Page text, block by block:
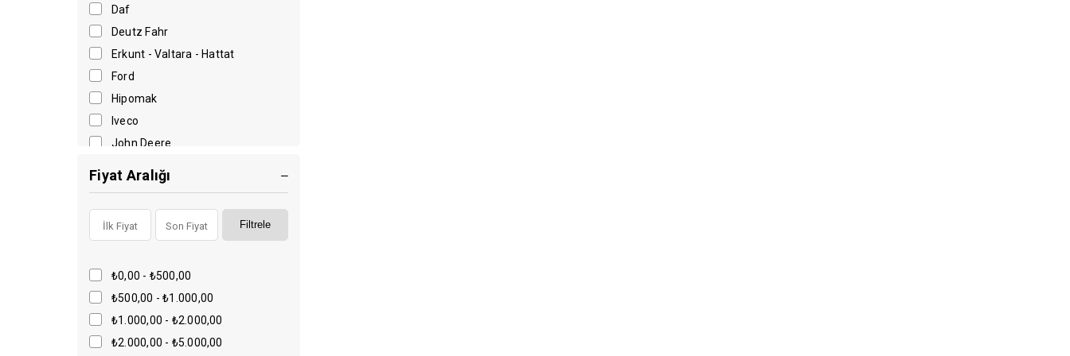
Plazma Grupları
Ayarlı Kollar
Çeki Sistemleri
Pistonlu Pompalar
Dış Karoser ve Aksesuarlar
Mig Torç
Jak Tarafı
Kabza Takımı
Daf
Deutz Fahr
Erkunt - Valtara - Hattat
Ford
Hipomak
Iveco
John Deere
Massey Ferguson
New Holland Fiat Grub
Renault
Tüm Marka Yedek Parça
Tümosan
Volvo
Fiyat Aralığı
Filtrele
₺0,00 - ₺500,00
₺500,00 - ₺1.000,00
₺1.000,00 - ₺2.000,00
₺2.000,00 - ₺5.000,00